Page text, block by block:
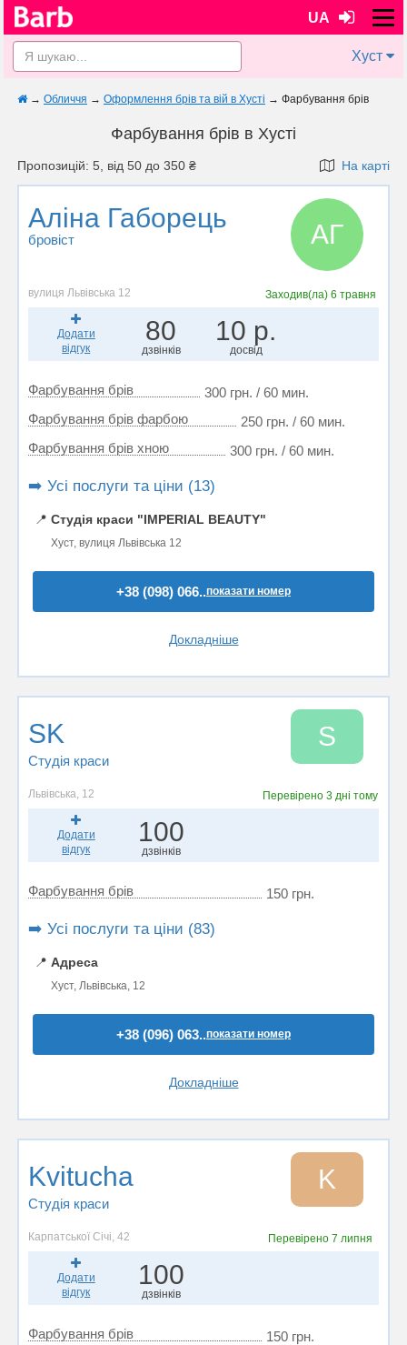
UA
Хуст
→ Обличчя → Оформлення брів та вій в Хусті → Фарбування брів
Фарбування брів в Хусті
Пропозицій: 5, від 50 до 350 ₴ На карті
Аліна Габорець
бровіст АГ
вулиця Львівська 12 Заходив(ла) 6 травня
Додати
відгук
80
дзвінків
10 р.
досвід
Фарбування брів
300 грн. / 60 мин.
Фарбування брів фарбою
250 грн. / 60 мин.
Фарбування брів хною
300 грн. / 60 мин.
➡️ Усі послуги та ціни (13)
📍 Студія краси "IMPERIAL BEAUTY"
Хуст, вулиця Львівська 12
+38 (098) 066..показати номер
Докладніше
SK
Студія краси
S
Львівська, 12 Перевірено3 дні тому
Додати
відгук
100
дзвінків
Фарбування брів 150 грн.
➡️ Усі послуги та ціни (83)
📍 Адреса
Хуст, Львівська, 12
+38 (096) 063..показати номер
Докладніше
Kvitucha
Студія краси
K
Карпатської Січі, 42 Перевірено7 липня
Додати
відгук
100
дзвінків
Фарбування брів 150 грн.